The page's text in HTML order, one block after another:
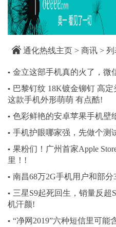
通化热线主页 > 商讯 >
▪ 金立这部手机真的火了，微
▪ 巴黎钉纹 18K镀金铆钉 高定
这款手机外形萌萌 有点酷!
▪ 色彩鲜艳的安卓苹果手机壁
▪ 手机护眼哪家强，先做个测
▪ 果粉们！广州首家Apple
里！!
▪ 南昌68万2G手机用户和部
▪ 三星S9起死回生，销量反超
机汗颜!
▪ “净网2019”六种短信里可能